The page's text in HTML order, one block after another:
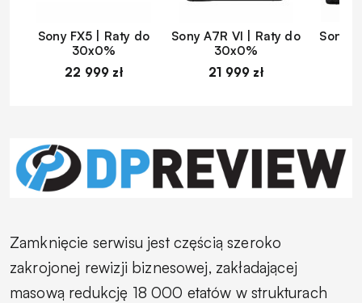
Sony FX5 | Raty do
30x0%
22 999 zł
Sony A7R VI | Raty do
30x0%
21 999 zł
Sony
Zamknięcie serwisu jest częścią szeroko
zakrojonej rewizji biznesowej, zakładającej
masową redukcję 18 000 etatów w strukturach